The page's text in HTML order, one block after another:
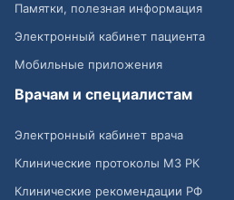
Памятки, полезная информация
Электронный кабинет пациента
Мобильные приложения
Врачам и специалистам
Электронный кабинет врача
Клинические протоколы МЗ РК
Клинические рекомендации РФ